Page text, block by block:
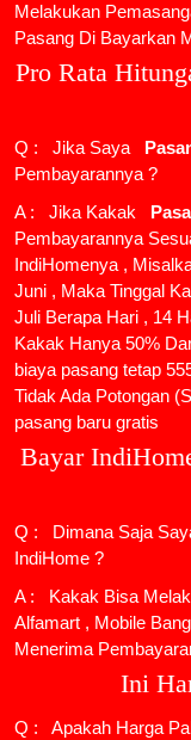
Melakukan
Pasang Di Bayarkan
Pro Rata
Q : Jika Saya
Pembayarannya ?
A : Jika Kakak
Pembayarannya
IndiHomenya ,
Juni , Maka Tinggal
Juli Berapa Hari , 14
Kakak Hanya 50%
biaya pasang tetap
Tidak Ada Potongan
pasang baru gratis
Bayar
Q : Dimana Saja
IndiHome ?
A : Kakak Bisa
Alfamart , Mobile
Menerima
Ini
Q : Apakah Harga